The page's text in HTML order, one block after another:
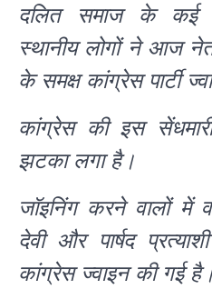
दलित समाज के कई
स्थानीय लोगों ने आज
के समक्ष कांग्रेस पार्टी
कांग्रेस की इस
झटका लगा है।
जॉइनिंग करने वालों में
देवी और पार्षद
कांग्रेस ज्वाइन की गई